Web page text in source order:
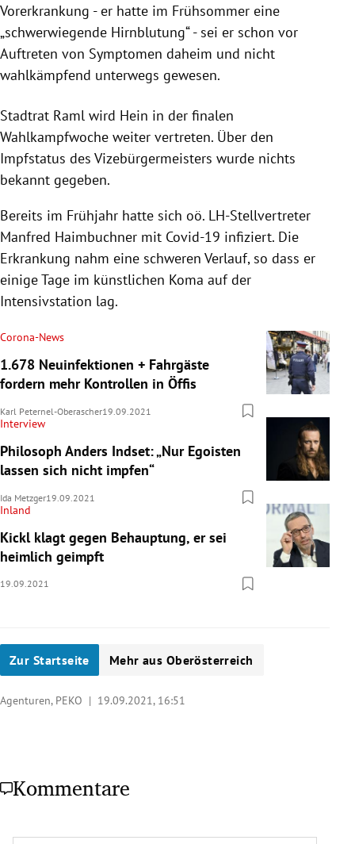
Vorerkrankung - er hatte im Frühsommer eine
„schwerwiegende Hirnblutung“ - sei er schon vor
Auftreten von Symptomen daheim und nicht
wahlkämpfend unterwegs gewesen.
Stadtrat Raml wird Hein in der finalen
Wahlkampfwoche weiter vertreten. Über den
Impfstatus des Vizebürgermeisters wurde nichts
bekannt gegeben.
Bereits im Frühjahr hatte sich oö. LH-Stellvertreter
Manfred Haimbuchner mit Covid-19 infiziert. Die
Erkrankung nahm eine schweren Verlauf, so dass er
einige Tage im künstlichen Koma auf der
Intensivstation lag.
Corona-News
1.678 Neuinfektionen + Fahrgäste
fordern mehr Kontrollen in Öffis
Karl Peternel-Oberascher19.09.2021
Interview
Philosoph Anders Indset: „Nur Egoisten
lassen sich nicht impfen“
Ida Metzger19.09.2021
Inland
Kickl klagt gegen Behauptung, er sei
heimlich geimpft
19.09.2021
Zur Startseite Mehr aus Oberösterreich
Agenturen, PEKO | 19.09.2021, 16:51
Kommentare